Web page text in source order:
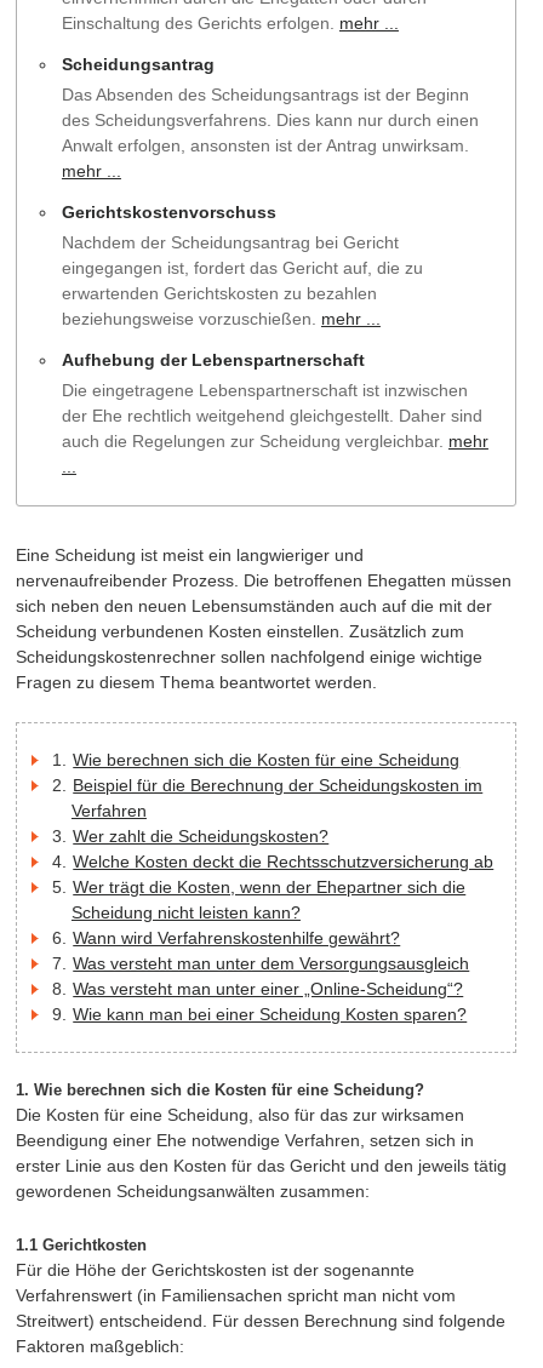
Einschaltung des Gerichts erfolgen. mehr ...
Scheidungsantrag
Das Absenden des Scheidungsantrags ist der Beginn
des Scheidungsverfahrens. Dies kann nur durch einen
Anwalt erfolgen, ansonsten ist der Antrag unwirksam.
mehr ...
Gerichtskostenvorschuss
Nachdem der Scheidungsantrag bei Gericht
eingegangen ist, fordert das Gericht auf, die zu
erwartenden Gerichtskosten zu bezahlen
beziehungsweise vorzuschießen. mehr ...
Aufhebung der Lebenspartnerschaft
Die eingetragene Lebenspartnerschaft ist inzwischen
der Ehe rechtlich weitgehend gleichgestellt. Daher sind
auch die Regelungen zur Scheidung vergleichbar. mehr
Eine Scheidung ist meist ein langwieriger und
nervenaufreibender Prozess. Die betroffenen Ehegatten müssen
sich neben den neuen Lebensumständen auch auf die mit der
Scheidung verbundenen Kosten einstellen. Zusätzlich zum
Scheidungskostenrechner sollen nachfolgend einige wichtige
Fragen zu diesem Thema beantwortet werden.
Wie berechnen sich die Kosten für eine Scheidung
Beispiel für die Berechnung der Scheidungskosten im
Verfahren
Wer zahlt die Scheidungskosten?
Welche Kosten deckt die Rechtsschutzversicherung ab
Wer trägt die Kosten, wenn der Ehepartner sich die
Scheidung nicht leisten kann?
Wann wird Verfahrenskostenhilfe gewährt?
Was versteht man unter dem Versorgungsausgleich
Was versteht man unter einer „Online-Scheidung“?
Wie kann man bei einer Scheidung Kosten sparen?
1. Wie berechnen sich die Kosten für eine Scheidung?
Die Kosten für eine Scheidung, also für das zur wirksamen
Beendigung einer Ehe notwendige Verfahren, setzen sich in
erster Linie aus den Kosten für das Gericht und den jeweils tätig
gewordenen Scheidungsanwälten zusammen:
1.1 Gerichtkosten
Für die Höhe der Gerichtskosten ist der sogenannte
Verfahrenswert (in Familiensachen spricht man nicht vom
Streitwert) entscheidend. Für dessen Berechnung sind folgende
Faktoren maßgeblich: